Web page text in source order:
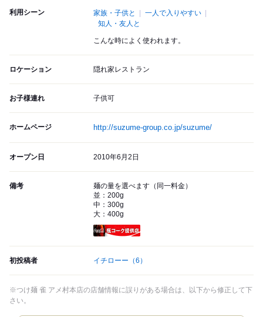
利用シーン 家族・子供と
一人で入りやすい
知人・友人と
こんな時によく使われます。
ロケーション 隠れ家レストラン
お子様連れ 子供可
ホームページ http://suzume-group.co.jp/suzume/
オープン日 2010年6月2日
備考
麺の量を選べます（同一料金）
並：200g
中：300g
大：400g
初投稿者 イチローー （6）
※つけ麺 雀 アメ村本店の店舗情報に誤りがある場合は、以下から修正して下
さい。